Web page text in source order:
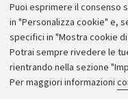
Puoi esprimere il consenso
in "Personalizza cookie" e,
specifici in "Mostra cookie
Potrai sempre rivedere le
rientrando nella sezione
Per maggiori informazioni